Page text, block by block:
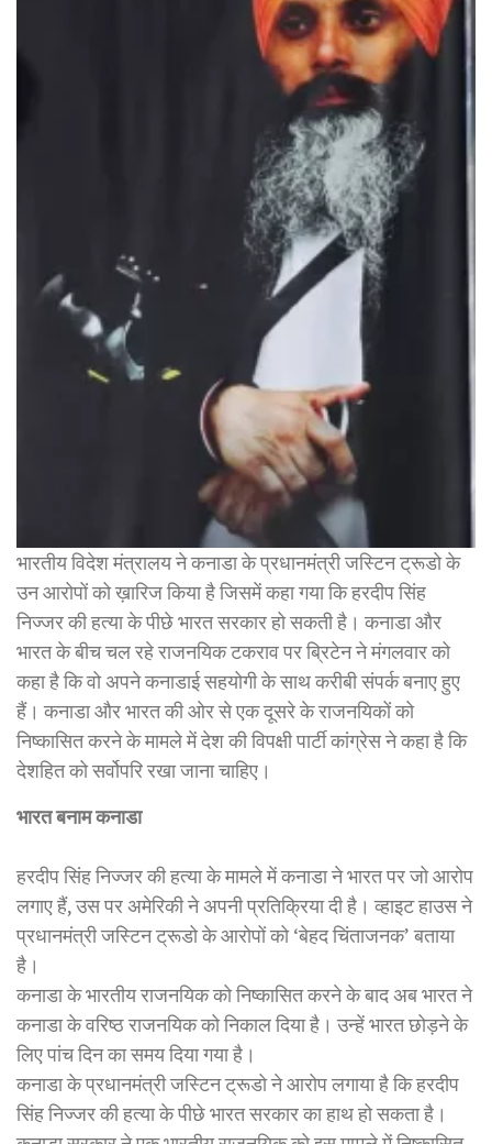
भारतीय विदेश मंत्रालय ने कनाडा के प्रधानमंत्री जस्टिन ट्रूडो के
उन आरोपों को ख़ारिज किया है जिसमें कहा गया कि हरदीप सिंह
निज्जर की हत्या के पीछे भारत सरकार हो सकती है। कनाडा और
भारत के बीच चल रहे राजनयिक टकराव पर ब्रिटेन ने मंगलवार को
कहा है कि वो अपने कनाडाई सहयोगी के साथ करीबी संपर्क बनाए हुए
हैं। कनाडा और भारत की ओर से एक दूसरे के राजनयिकों को
निष्कासित करने के मामले में देश की विपक्षी पार्टी कांग्रेस ने कहा है कि
देशहित को सर्वोपरि रखा जाना चाहिए।
भारत बनाम कनाडा
हरदीप सिंह निज्जर की हत्या के मामले में कनाडा ने भारत पर जो आरोप
लगाए हैं, उस पर अमेरिकी ने अपनी प्रतिक्रिया दी है। व्हाइट हाउस ने
प्रधानमंत्री जस्टिन ट्रूडो के आरोपों को ‘बेहद चिंताजनक’ बताया
है।
कनाडा के भारतीय राजनयिक को निष्कासित करने के बाद अब भारत ने
कनाडा के वरिष्ठ राजनयिक को निकाल दिया है। उन्हें भारत छोड़ने के
लिए पांच दिन का समय दिया गया है।
कनाडा के प्रधानमंत्री जस्टिन ट्रूडो ने आरोप लगाया है कि हरदीप
सिंह निज्जर की हत्या के पीछे भारत सरकार का हाथ हो सकता है।